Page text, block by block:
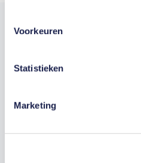
Voorkeuren
Statistieken
Marketing
Trotse
Staatsloterij is
sportiefste land van